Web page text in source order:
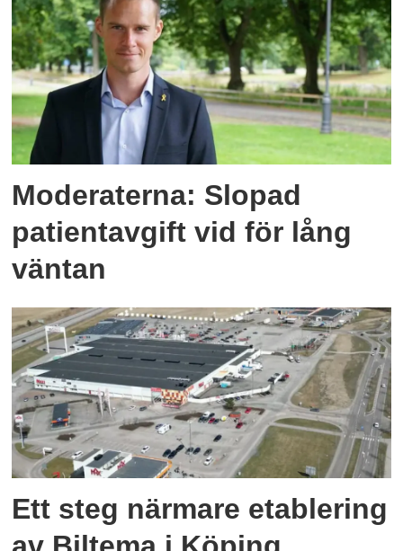
Moderaterna: Slopad
patientavgift vid för lång
väntan
Ett steg närmare etablering